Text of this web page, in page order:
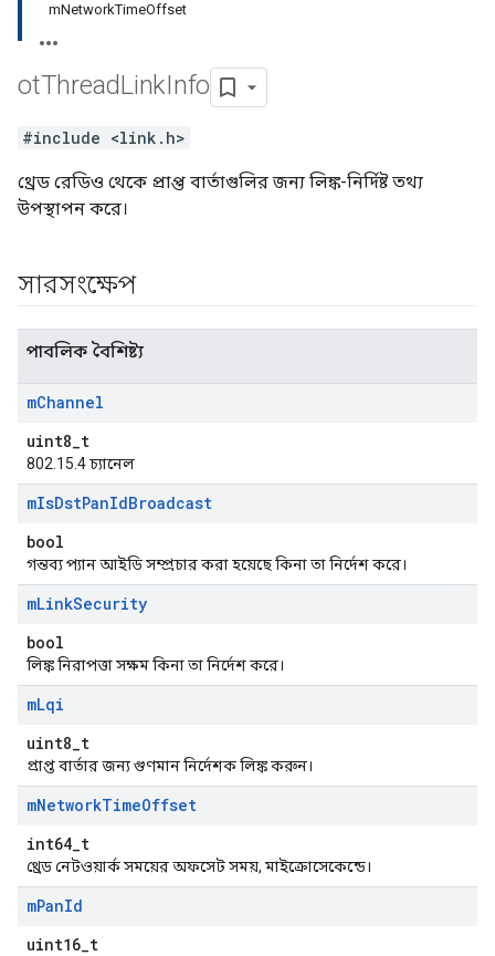
mNetworkTimeOffset
otThreadLinkInfo
#include <link.h>
থ্রেড রেডিও থেকে প্রাপ্ত বার্তাগুলির জন্য লিঙ্ক-নির্দিষ্ট তথ্য
উপস্থাপন করে।
সারসংক্ষেপ
পাবলিক বৈশিষ্ট্য
mChannel
uint8_t
802.15.4 চ্যানেল
mIsDstPanIdBroadcast
bool
গন্তব্য প্যান আইডি সম্প্রচার করা হয়েছে কিনা তা নির্দেশ করে।
mLinkSecurity
bool
লিঙ্ক নিরাপত্তা সক্ষম কিনা তা নির্দেশ করে।
mLqi
uint8_t
প্রাপ্ত বার্তার জন্য গুণমান নির্দেশক লিঙ্ক করুন।
mNetworkTimeOffset
int64_t
থ্রেড নেটওয়ার্ক সময়ের অফসেট সময়, মাইক্রোসেকেন্ডে।
mPanId
uint16_t